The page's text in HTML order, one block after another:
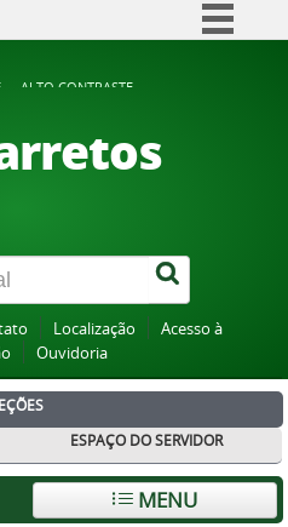
Participe
Acesso à informação
Canais
ALTO CONTRASTE
Localização
Acesso à
Ouvidoria
ESPAÇO DO SERVIDOR
MENU